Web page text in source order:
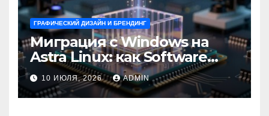
ГРАФИЧЕСКИЙ ДИЗАЙН И БРЕНДИНГ
Миграция с Windows на
Astra Linux: как Software
Group успешно перешла на
отечественную ОС
10 ИЮЛЯ, 2026 ADMIN